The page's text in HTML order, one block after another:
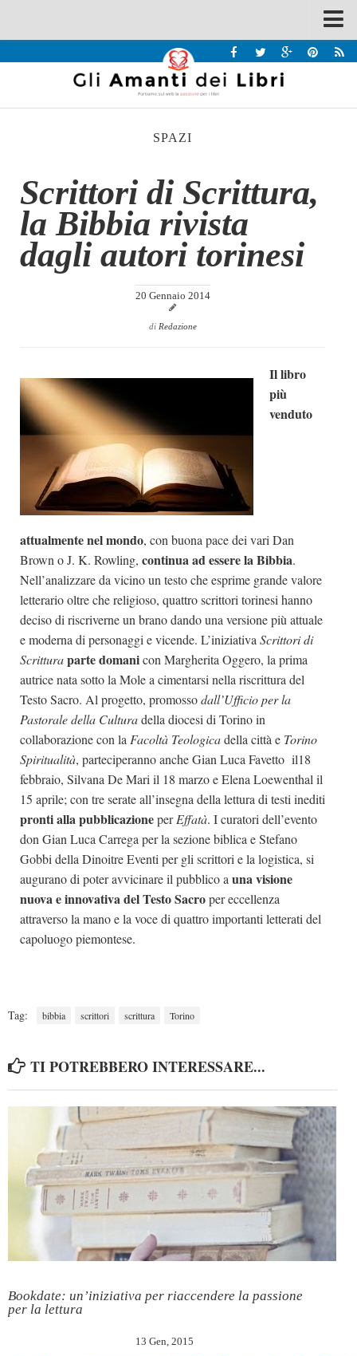
Recensioni
Interviste & Incontri
Chi siamo
Contatti
Eventi
Dicono di Noi
Rassegna Stampa
Archivio
Autori
Generi
Case editrici
Partnership
Premio Chiara
Tabù Festival 2014
A Tutto Volume
Salone di Torino
Marketing
SPAZI
Scrittori di Scrittura,
la Bibbia rivista
dagli autori torinesi
20 Gennaio 2014
di Redazione
Il libro
più
venduto
attualmente nel mondo, con buona pace dei vari Dan
Brown o J. K. Rowling, continua ad essere la Bibbia.
Nell’analizzare da vicino un testo che esprime grande valore
letterario oltre che religioso, quattro scrittori torinesi hanno
deciso di riscriverne un brano dando una versione più attuale
e moderna di personaggi e vicende. L’iniziativa Scrittori di
Scritturaparte domanicon Margherita Oggero, la prima
autrice nata sotto la Mole a cimentarsi nella riscrittura del
Testo Sacro. Al progetto, promossodall’Ufficio per la
Pastorale della Culturadella diocesi di Torino in
collaborazione con la Facoltà Teologicadella città e Torino
Spiritualità, parteciperanno anche Gian Luca Favetto il18
febbraio, Silvana De Mari il 18 marzo e Elena Loewenthal il
15 aprile; con tre serate all’insegna della lettura di testi inediti
pronti alla pubblicazioneperEffatà. I curatori dell’evento
don Gian Luca Carrega per la sezione biblica e Stefano
Gobbi della Dinoitre Eventi per gli scrittori e la logistica, si
augurano di poter avvicinare il pubblico a una visione
nuova e innovativa del Testo Sacroper eccellenza
attraverso la mano e la voce di quattro importanti letterati del
capoluogo piemontese.
Tag: bibbia scrittori scrittura Torino
TI POTREBBERO INTERESSARE...
Bookdate: un’iniziativa per riaccendere la passione
per la lettura
13 Gen, 2015